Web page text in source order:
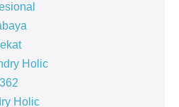
Holic
Holic